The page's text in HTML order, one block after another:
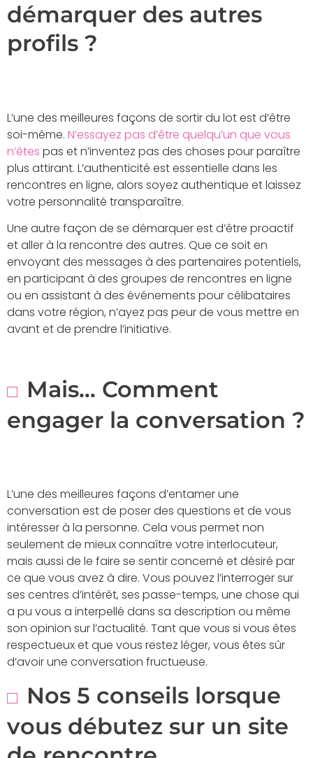
démarquer des autres
profils ?
L’une des meilleures façons de sortir du lot est d’être
soi-même. N’essayez pas d’être quelqu’un que vous
n’êtes pas et n’inventez pas des choses pour paraître
plus attirant. L’authenticité est essentielle dans les
rencontres en ligne, alors soyez authentique et laissez
votre personnalité transparaître.
Une autre façon de se démarquer est d’être proactif
et aller à la rencontre des autres. Que ce soit en
envoyant des messages à des partenaires potentiels,
en participant à des groupes de rencontres en ligne
ou en assistant à des événements pour célibataires
dans votre région, n’ayez pas peur de vous mettre en
avant et de prendre l’initiative.
Mais… Comment
engager la conversation ?
L’une des meilleures façons d’entamer une
conversation est de poser des questions et de vous
intéresser à la personne. Cela vous permet non
seulement de mieux connaître votre interlocuteur,
mais aussi de le faire se sentir concerné et désiré par
ce que vous avez à dire. Vous pouvez l’interroger sur
ses centres d’intérêt, ses passe-temps, une chose qui
a pu vous a interpellé dans sa description ou même
son opinion sur l’actualité. Tant que vous si vous êtes
respectueux et que vous restez léger, vous êtes sûr
d’avoir une conversation fructueuse.
Nos 5 conseils lorsque
vous débutez sur un site